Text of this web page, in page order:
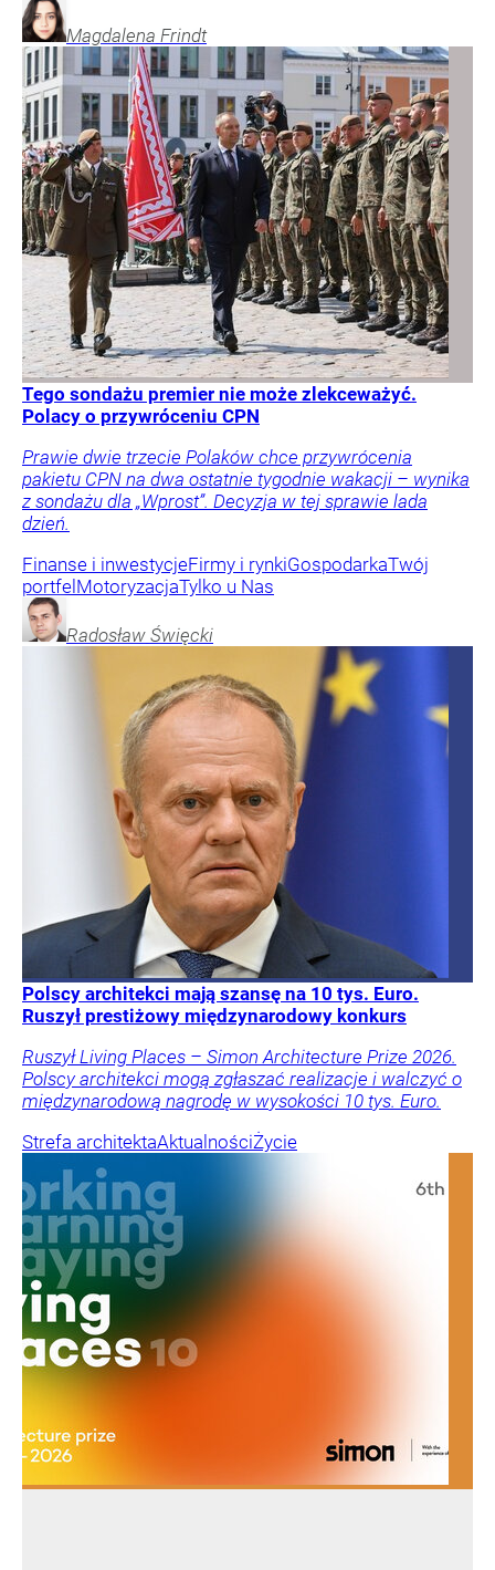
Magdalena Frindt
Tego sondażu premier nie może zlekceważyć.
Polacy o przywróceniu CPN
Prawie dwie trzecie Polaków chce przywrócenia
pakietu CPN na dwa ostatnie tygodnie wakacji – wynika
z sondażu dla „Wprost”. Decyzja w tej sprawie lada
dzień.
Finanse i inwestycjeFirmy i rynkiGospodarkaTwój
portfel MotoryzacjaTylko u Nas
Radosław Święcki
Polscy architekci mają szansę na 10 tys. Euro.
Ruszył prestiżowy międzynarodowy konkurs
Ruszył Living Places – Simon Architecture Prize 2026.
Polscy architekci mogą zgłaszać realizacje i walczyć o
międzynarodową nagrodę w wysokości 10 tys. Euro.
Strefa architektaAktualnościŻycie